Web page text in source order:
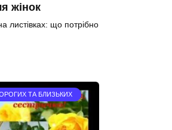
жінок
листівках: що потрібно
ТА БЛИЗЬКИХ